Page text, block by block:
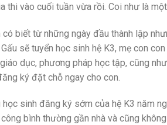
thi vào cuối tuần vừa rồi. Coi như là
có biết từ những ngày đầu thành lập
sẽ tuyển học sinh hệ K3, mẹ con
dục, phương pháp học tập, cũng
ký đặt chỗ ngay cho con.
sinh đăng ký sớm của hệ K3 năm
bình thường gần nhà và cũng